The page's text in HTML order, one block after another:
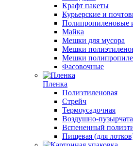
Крафт пакеты
Курьерские и
Майка
Мешки для мусора
Мешки
Мешки
Фасовочные
Пленка
Полиэтиленовая
Стрейч
Термоусадочная
Воздушно-
Вспененный
Пищевая (для